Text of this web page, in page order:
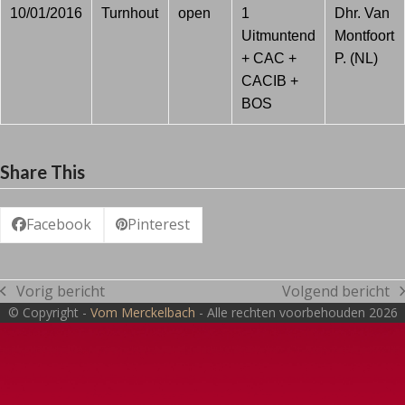
10/01/2016 Turnhout open
1
Uitmuntend
+ CAC +
CACIB +
BOS
Dhr. Van
Montfoort
P. (NL)
Share This
Facebook Pinterest
previous
post:
Vorig bericht
next
post:
Volgend bericht
© Copyright - Vom Merckelbach - Alle rechten voorbehouden 2026